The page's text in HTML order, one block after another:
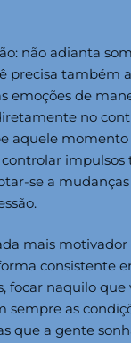
não adianta
precisa também
emoções de
no
aquele
controlar
se a
mais
consistente
focar naquilo que
sempre as
que a gente